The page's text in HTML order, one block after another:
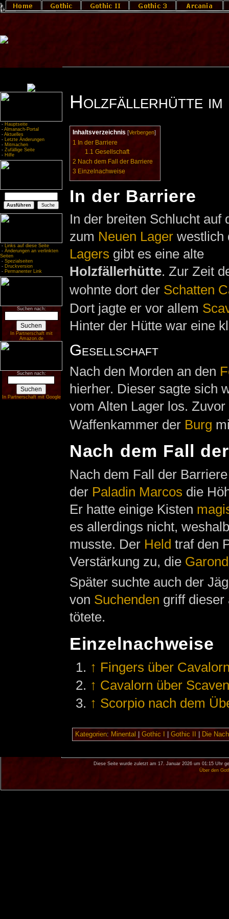
- Hauptseite
- Almanach-Portal
- Aktuelles
- Letzte Änderungen
- Mitmachen
- Zufällige Seite
- Hilfe
- Links auf diese Seite
- Änderungen an verlinkten
Seiten
- Spezialseiten
- Druckversion
- Permanenter Link
Suchen nach:
In Partnerschaft mit
Amazon.de
Suchen nach:
In Partnerschaft mit Google
Holzfällerhütte im
Inhaltsverzeichnis [Verbergen]
1 In der Barriere
1.1 Gesellschaft
2 Nach dem Fall der Barriere
3 Einzelnachweise
In der Barriere
In der breiten Schlucht auf
zum Neuen Lagerwestlich
Lagers gibt es eine alte
Holzfällerhütte. Zur Zeit
wohnte dort der Schatten
Dort jagte er vor allem
Hinter der Hütte war eine
Gesellschaft
Nach den Morden an den
hierher. Dieser sagte sich
vom Alten Lager los.
Waffenkammer der Burg
Nach dem Fall
Nach dem Fall der
der Paladin Marcos die
Er hatte einige Kisten
es allerdings nicht,
musste. Der Held traf den
Verstärkung zu, die Garond
Später suchte auch der
von Suchenden griff dieser
tötete.
Einzelnachweise
↑ Fingers über
↑ Cavalorn über
↑ Scorpio nach dem
Kategorien: Minental Gothic I Gothic II Die
Diese Seite wurde zuletzt am 17. Januar 2026 um 01:15 Uhr
Über den